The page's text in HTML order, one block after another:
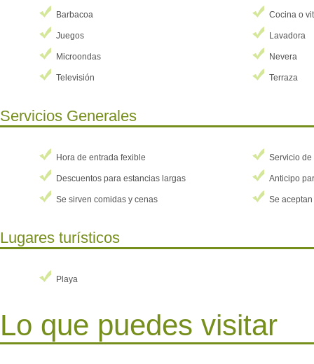
a
Barbacoa Cocina o
Juegos Lavadora
Microondas Nevera
Televisión Terraza
Servicios Generales
Hora de entrada fexible Servicio
Descuentos para estancias largas Anticipo
Se sirven comidas y cenas Se
Lugares turísticos
Playa
Lo que puedes visitar